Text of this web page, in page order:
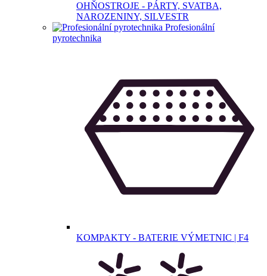
OHŇOSTROJE - PÁRTY, SVATBA,
NAROZENINY, SILVESTR
Profesionální
pyrotechnika
KOMPAKTY - BATERIE VÝMETNIC | F4